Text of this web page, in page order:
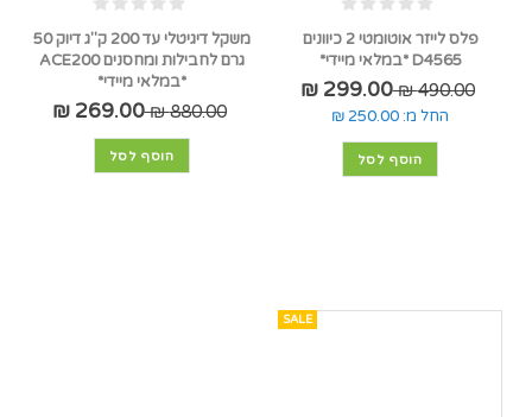
פלס לייזר אוטומטי 2 כיוונים
D4565 *במלאי מיידי*
490.00 ₪
299.00 ₪
החל מ: 250.00 ₪
הוסף לסל
משקל דיגיטלי עד 200 ק"ג דיוק 50
גרם לחבילות ומחסנים ACE200
*במלאי מיידי*
880.00 ₪
269.00 ₪
הוסף לסל
SALE